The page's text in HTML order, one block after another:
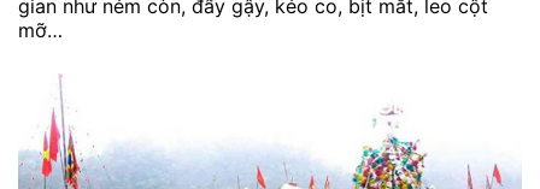
gian như ném còn, đẩy gậy, kéo co, bịt mắt, leo cột
mỡ…